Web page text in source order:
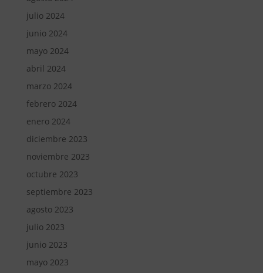
julio 2024
junio 2024
mayo 2024
abril 2024
marzo 2024
febrero 2024
enero 2024
diciembre 2023
noviembre 2023
octubre 2023
septiembre 2023
agosto 2023
julio 2023
junio 2023
mayo 2023